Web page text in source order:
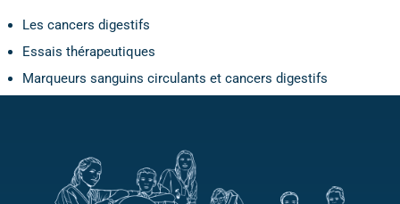
Les cancers digestifs
Essais thérapeutiques
Marqueurs sanguins circulants et cancers digestifs